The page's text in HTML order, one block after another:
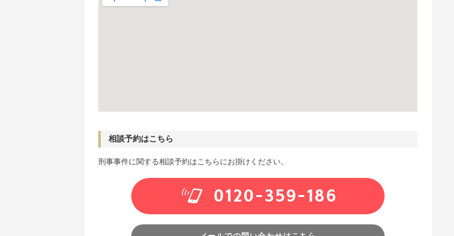
相談予約はこちら
刑事事件に関する相談予約はこちらにお掛けください。
0120-359-186